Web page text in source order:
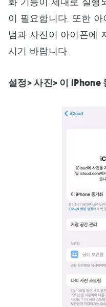
이 필요합니다. 또한
범과 사진이 아이폰에
시기 바랍니다.
설정> 사진> 이 iPhone